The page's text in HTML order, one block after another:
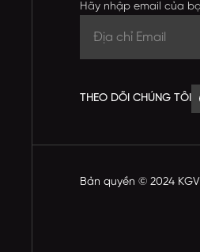
Hãy nhập email của
THEO DÕI CHÚNG TÔI
Bản quyền © 2024